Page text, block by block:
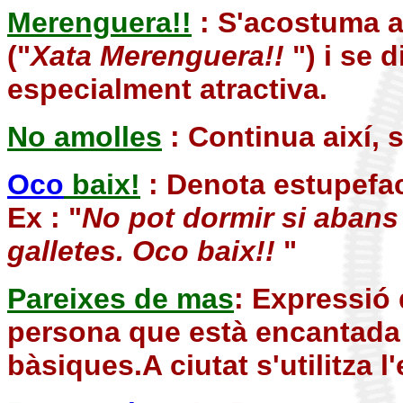
Merenguera!! : S'acostuma
("Xata Merenguera!! ") i se
especialment atractiva.
No amolles : Continua així,
Oco baix! : Denota
Ex : "No pot dormir si
galletes. Oco baix!! "
Pareixes de mas: Expressió
persona que està
bàsiques.A ciutat s'utilitza